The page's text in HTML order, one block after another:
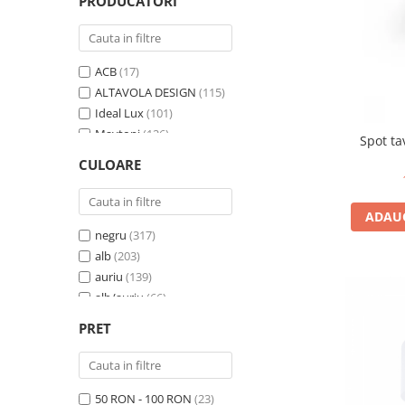
ACB(17)
ALTAVOLA DESIGN (115)
Ideal Lux(101)
Maytoni (126)
Nowodvorski
SCHULLER (34)
SIGMA(97)
Step into Design
CULOARE
negru (317)
alb(203)
auriu (139)
alb/auriu (66)
Negru/Auriu
negru/alb (44)
alama/negru(33)
gri (31)
PRET
50 RON - 100 RON (23)
Spot